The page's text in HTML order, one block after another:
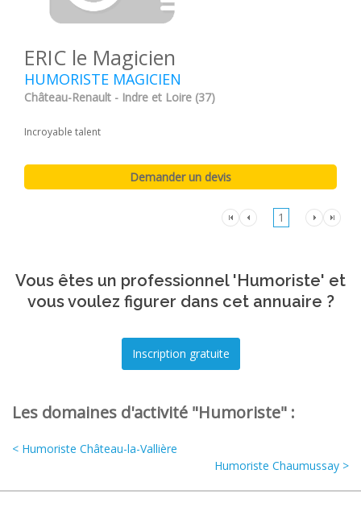
ERIC le Magicien
HUMORISTE MAGICIEN
Château-Renault - Indre et Loire (37)
Incroyable talent
1
Vous êtes un professionnel 'Humoriste' et
vous voulez figurer dans cet annuaire ?
Les domaines d'activité "Humoriste" :
< Humoriste Château-la-Vallière
Humoriste Chaumussay >